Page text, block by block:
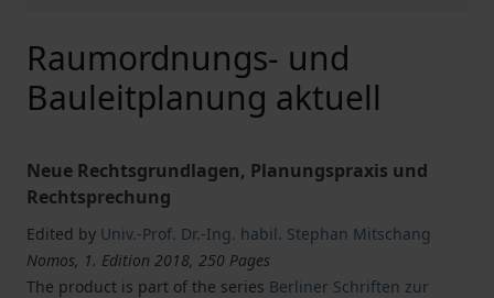
Raumordnungs- und
Bauleitplanung aktuell
Neue Rechtsgrundlagen, Planungspraxis und
Rechtsprechung
Edited by Univ.-Prof. Dr.-Ing. habil. Stephan Mitschang
Nomos, 1. Edition 2018, 250 Pages
The product is part of the series Berliner Schriften zur